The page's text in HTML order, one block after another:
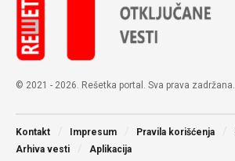
© 2021 - 2026. Rešetka portal. Sva prava zadržana.
Kontakt Impresum Pravila korišćenja
Arhiva vesti
Aplikacija